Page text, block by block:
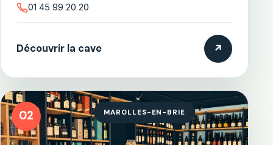
01 45 99 20 20
Découvrir la cave ↗
02 MAROLLES-EN-BRIE